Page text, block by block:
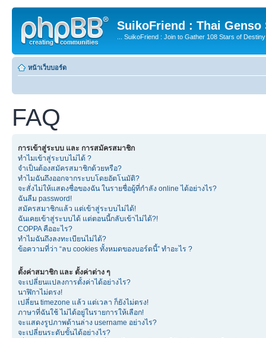
SuikoFriend : Thai Genso
... SuikoFriend : Join to Gather 108 Stars of
หน้าเว็บบอร์ด
FAQ
การเข้าสู่ระบบ และ การสมัครสมาชิก
ทำไมเข้าสู่ระบบไม่ได้ ?
จำเป็นต้องสมัครสมาชิกด้วยหรือ?
ทำไมฉันถึงออกจากระบบโดยอัตโนมัติ?
จะสั่งไม่ให้แสดงชื่อของฉัน ในรายชื่อผู้ที่กำลัง online ได้อย่างไร?
ฉันลืม password!
สมัครสมาชิกแล้ว แต่เข้าสู่ระบบไม่ได้!
ฉันเคยเข้าสู่ระบบได้ แต่ตอนนี้กลับเข้าไม่ได้?!
COPPA คืออะไร?
ทำไมฉันถึงลงทะเบียนไม่ได้?
ข้อความที่ว่า “ลบ cookies ทั้งหมดของบอร์ดนี้” ทำอะไร ?
ตั้งค่าสมาชิก และ ตั้งค่าต่าง ๆ
จะเปลี่ยนแปลงการตั้งค่าได้อย่างไร?
นาฬิกาไม่ตรง!
เปลี่ยน timezone แล้ว แต่เวลา ก็ยังไม่ตรง!
ภาษาที่ฉันใช้ ไม่ได้อยู่ในรายการให้เลือก!
จะแสดงรูปภาพด้านล่าง username อย่างไร?
จะเปลี่ยนระดับขั้นได้อย่างไร?